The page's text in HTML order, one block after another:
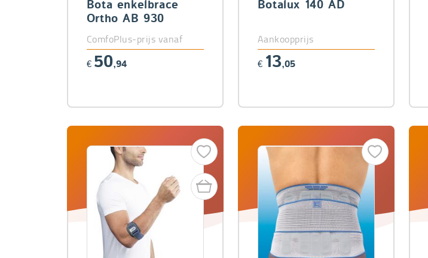
Bota enkelbrace
Ortho AB 930
ComfoPlus-prijs vanaf
€ 50,94
Botalux 140 AD
Aankoopprijs
€ 13,05